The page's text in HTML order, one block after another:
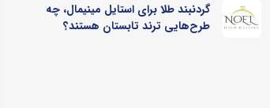
گردنبند طلا برای استایل مینیمال، چه
طرح‌هایی ترند تابستان هستند؟